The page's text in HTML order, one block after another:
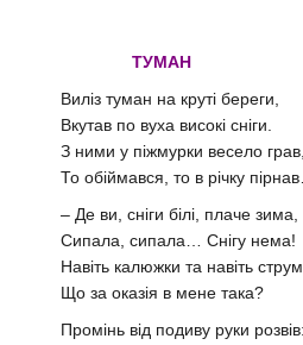
ТУМАН
Виліз туман на круті береги,
Вкутав по вуха високі сніги.
З ними у піжмурки весело
То обіймався, то в річку
– Де ви, сніги білі, плаче зима,
Сипала, сипала… Снігу нема!
Навіть калюжки та навіть
Що за оказія в мене така?
Промінь від подиву руки